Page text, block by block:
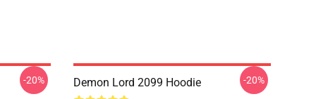
-20% Demon Lord 2099 Hoodie -20%